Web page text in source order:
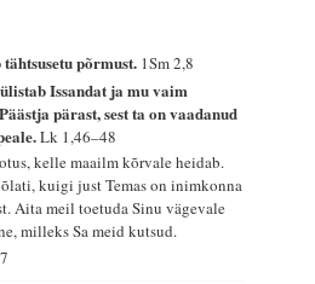
tähtsusetu põrmust. 1Sm 2,8
Issandat ja mu vaim
pärast, sest ta on vaadanud
Lk 1,46–48
kelle maailm kõrvale heidab.
kuigi just Temas on inimkonna
Aita meil toetuda Sinu vägevale
milleks Sa meid kutsud.